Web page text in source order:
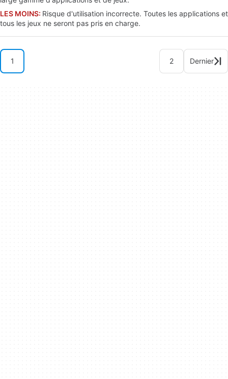
LES MOINS: Risque d'utilisation incorrecte. Toutes les applications et
tous les jeux ne seront pas pris en charge.
1 2 Dernier